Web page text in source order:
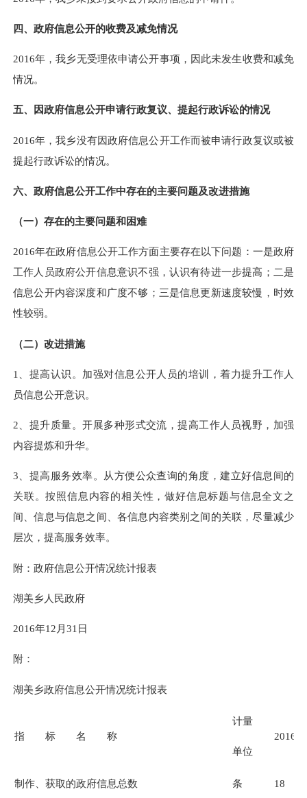
四、政府信息公开的收费及减免情况
2016年，我乡无受理依申请公开事项，因此未发生收费和减免
情况。
五、因政府信息公开申请行政复议、提起行政诉讼的情况
2016年，我乡没有因政府信息公开工作而被申请行政复议或被
提起行政诉讼的情况。
六、政府信息公开工作中存在的主要问题及改进措施
（一）存在的主要问题和困难
2016年在政府信息公开工作方面主要存在以下问题：一是政府
工作人员政府公开信息意识不强，认识有待进一步提高 ；二是
信息公开内容深度和广度不够 ；三是信息更新速度较慢，时效
性较弱。
（二）改进措施
1、 提高认识 。 加强对信息公开人员的培训，着力提升工作人
员信息公开意识。
2、 提升质量。开展多种形式交流，提高工作人员视野，加强
内容提炼和升华。
3、提高服务效率。从方便公众查询的角度，建立好信息间的
关联。按照信息内容的相关性，做好信息标题与信息全文之
间、信息与信息之间、各信息内容类别之间的关联，尽量减少
层次，提高服务效率。
附：政府信息公开情况统计报表
湖美乡人民政府
2016年12月31日
附：
湖美乡政府信息公开情况统计报表
指 标 名 称
计量
单位
2016
制作、获取的政府信息总数 条 18